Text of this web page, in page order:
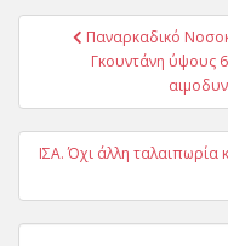
Πλοήγηση
άρθρων
Παναρκαδικό
Γκουντάνη ύψους
ΙΣΑ. Όχι άλλη ταλαιπωρία